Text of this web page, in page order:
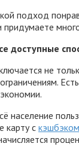
подход
придумаете
доступные
не
население
карту с кэшбэком